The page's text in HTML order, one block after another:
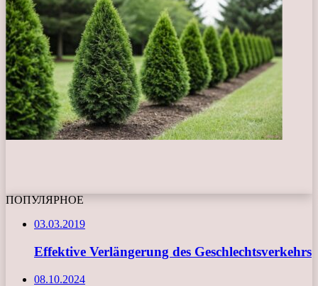
ПОПУЛЯРНОЕ
03.03.2019
Effektive Verlängerung des Geschlechtsverkehrs
08.10.2024